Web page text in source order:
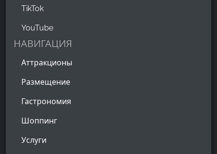
TikTok
YouTube
НАВИГАЦИЯ
Аттракционы
Размещение
Гастрономия
Шоппинг
Услуги